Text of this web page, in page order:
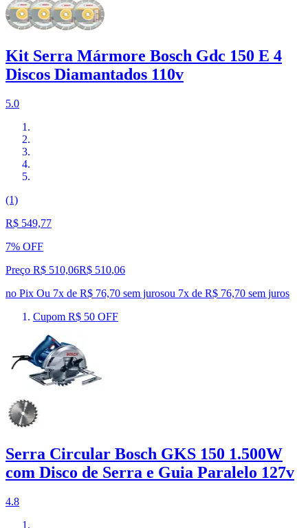
Kit Serra Mármore Bosch Gdc 150 E 4
Discos Diamantados 110v
5.0
(1)
R$ 549,77
7% OFF
Preço R$ 510,06R$ 510,06
no Pix Ou 7x de R$ 76,70 sem jurosou 7x de R$ 76,70 sem juros
Cupom R$ 50 OFF
Serra Circular Bosch GKS 150 1.500W
com Disco de Serra e Guia Paralelo 127v
4.8